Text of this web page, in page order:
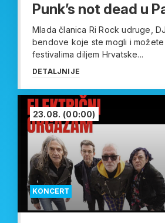
Punk’s not dead u
Mlada članica Ri Rock udruge,
bendove koje ste mogli i
festivalima diljem Hrvatske...
DETALJNIJE
KONCERT
23.08. (00:00)